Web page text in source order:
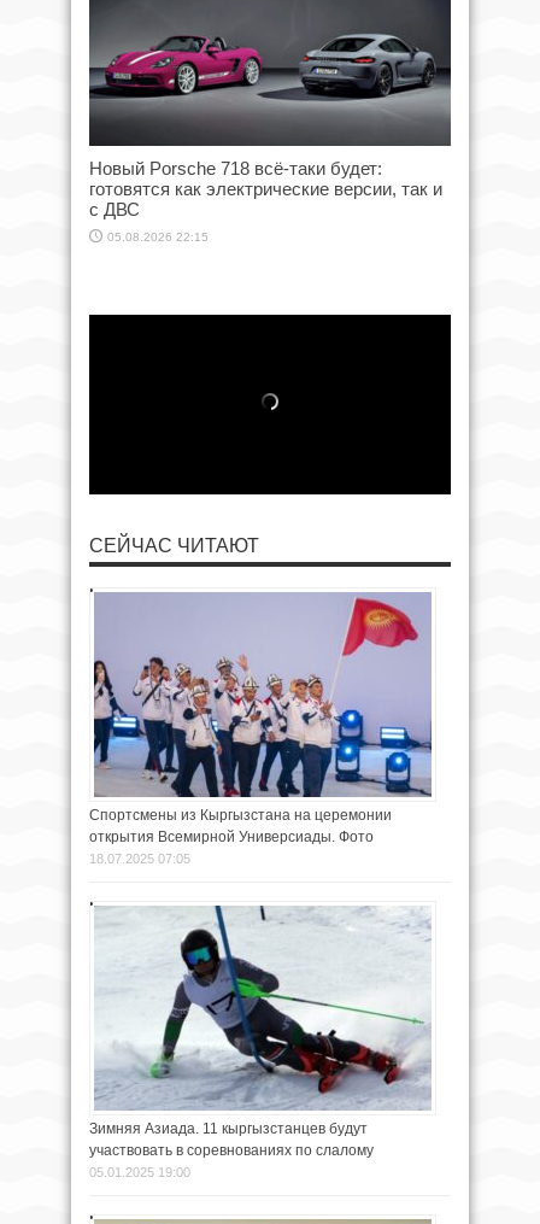
Новый Porsche 718 всё-таки будет:
готовятся как электрические версии, так и
с ДВС
05.08.2026 22:15
СЕЙЧАС ЧИТАЮТ
Спортсмены из Кыргызстана на церемонии
открытия Всемирной Универсиады. Фото
18.07.2025 07:05
Зимняя Азиада. 11 кыргызстанцев будут
участвовать в соревнованиях по слалому
05.01.2025 19:00